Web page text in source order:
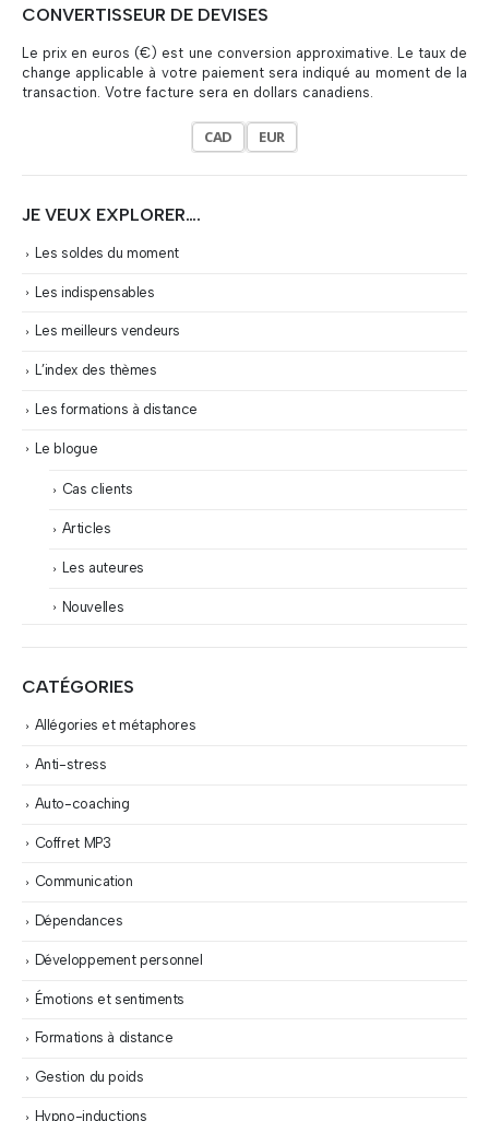
CONVERTISSEUR DE DEVISES
Le prix en euros (€) est une conversion approximative. Le taux de
change applicable à votre paiement sera indiqué au moment de la
transaction. Votre facture sera en dollars canadiens.
CAD EUR
JE VEUX EXPLORER….
Les soldes du moment
Les indispensables
Les meilleurs vendeurs
L’index des thèmes
Les formations à distance
Le blogue
Cas clients
Articles
Les auteures
Nouvelles
CATÉGORIES
Allégories et métaphores
Anti-stress
Auto-coaching
Coffret MP3
Communication
Dépendances
Développement personnel
Émotions et sentiments
Formations à distance
Gestion du poids
Hypno-inductions